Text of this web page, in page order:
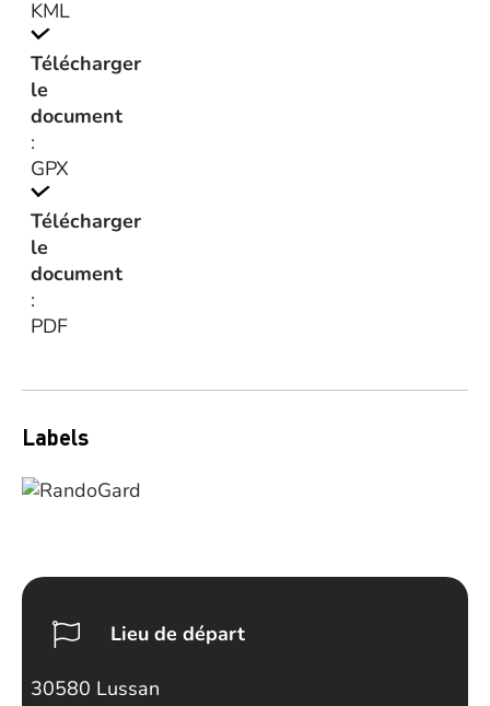
KML
Télécharger
le
document
:
GPX
Télécharger
le
document
:
PDF
Labels
Lieu de départ
30580 Lussan